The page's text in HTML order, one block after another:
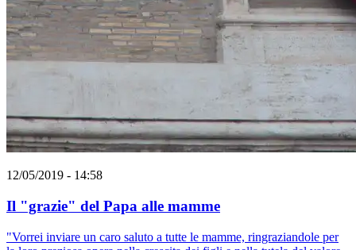
12/05/2019 - 14:58
Il "grazie" del Papa alle mamme
"Vorrei inviare un caro saluto a tutte le mamme, ringraziandole per